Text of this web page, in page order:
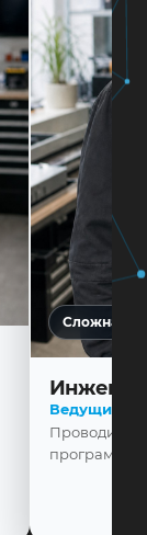
Сложная
Ведущий
Проводит